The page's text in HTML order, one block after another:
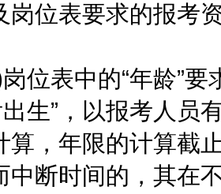
岗位表要求的报考
表中的“年龄”要
生”，以报考人员
算，年限的计算截
中断时间的，其在